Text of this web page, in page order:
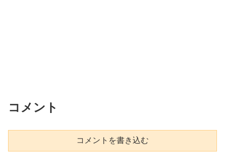
コメント
コメントを書き込む